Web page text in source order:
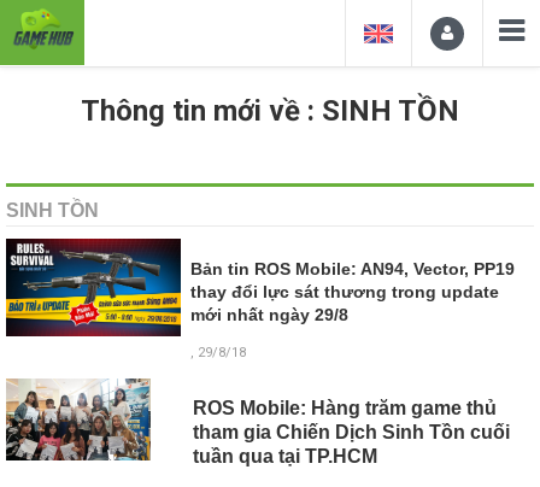
Thông tin mới về : SINH TỒN
SINH TỒN
Bản tin ROS Mobile: AN94, Vector, PP19
thay đổi lực sát thương trong update
mới nhất ngày 29/8
, 29/8/18
ROS Mobile: Hàng trăm game thủ
tham gia Chiến Dịch Sinh Tồn cuối
tuần qua tại TP.HCM